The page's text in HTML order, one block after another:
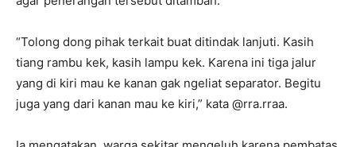
“Tolong dong pihak terkait buat ditindak lanjuti. Kasih
tiang rambu kek, kasih lampu kek. Karena ini tiga jalur
yang di kiri mau ke kanan gak ngeliat separator. Begitu
juga yang dari kanan mau ke kiri,” kata @rra.rraa.